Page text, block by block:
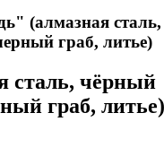
(алмазная сталь,
граб, литье)
сталь, чёрный
граб, литье)